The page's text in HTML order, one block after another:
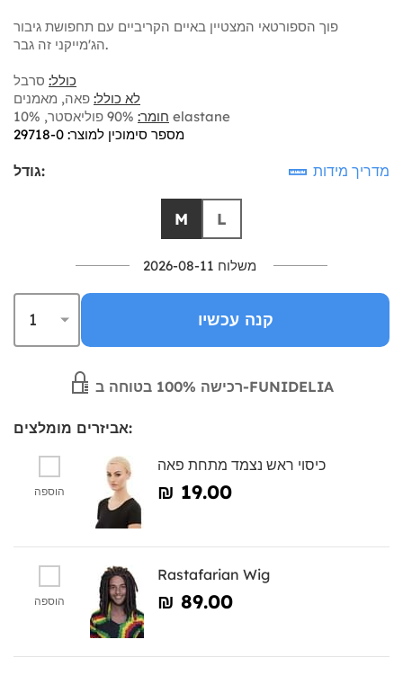
פוך הספורטאי המצטיין באיים הקריביים עם תחפושת גיבור
הג'מייקני זה גבר.
כולל: סרבל
לא כולל: פאה, מאמנים
חומר: 90% פוליאסטר, 10% elastane
מספר סימוכין למוצר: 29718-0
גודל: מדריך מידות
M L
משלוח 2026-08-11
קנה עכשיו
רכישה 100% בטוחה ב-FUNIDELIA
אביזרים מומלצים:
הוספה
כיסוי ראש נצמד מתחת פאה
₪‎ 19.00
הוספה
Rastafarian Wig
₪‎ 89.00